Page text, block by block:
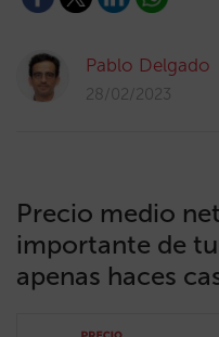
Pablo Delgado
28/02/2023
Precio medio
importante de
apenas haces